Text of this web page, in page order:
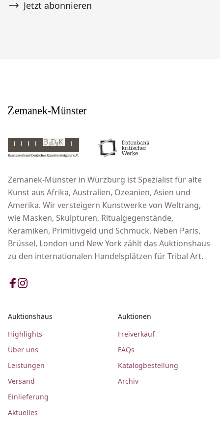
Jetzt abonnieren
Zemanek-Münster in Würzburg ist Spezialist für alte
Kunst aus Afrika, Australien, Ozeanien, Asien und
Amerika. Wir versteigern Kunstwerke von Weltrang,
wie Masken, Skulpturen, Ritualgegenstände,
Keramiken, Primitivgeld und Schmuck. Neben Paris,
Brüssel, London und New York zählt das Auktionshaus
zu den internationalen Handelsplätzen für Tribal Art.
Auktionshaus
Highlights
Über uns
Leistungen
Versand
Einlieferung
Aktuelles
Auktionen
Freiverkauf
FAQs
Katalogbestellung
Archiv